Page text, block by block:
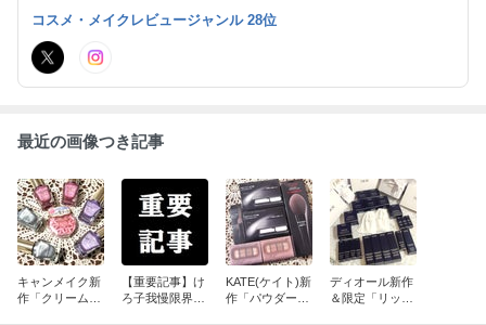
料理・グルメ・スウィーツ・犬・猫・ハムちゃん・鳥・映画・旅行
大好き 交流できる方限定でフォロバOK フォロワー数目的・営業
目的の方はNG
コスメ・メイクレビュージャンル 28位
最近の画像つき記事
キャンメイク新
作「クリームチ
【重要記事】け
ろ子我慢限界突
KATE(ケイト)新
作「パウダー白
ディオール新作
＆限定「リップ